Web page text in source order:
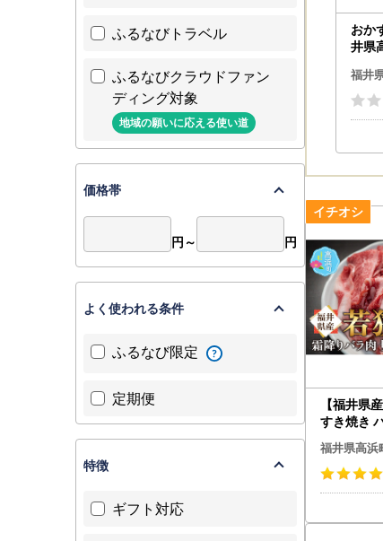
おか
井県
ット
福井
【福井県
すき焼き
切り落し
福井県高浜
ふるなびトラベル
ふるなびクラウドファン
ディング対象
地域の願いに応える使い道
価格帯
円～ 円
よく使われる条件
ふるなび限定
定期便
特徴
ギフト対応